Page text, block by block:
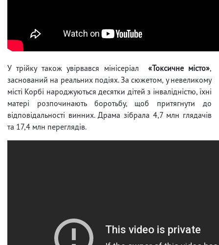
У трійку також увірвався мінісеріал «Токсичне місто»,
заснований на реальних подіях. За сюжетом, у невеликому
місті Корбі народжуються десятки дітей з інвалідністю, їхні
матері розпочинають боротьбу, щоб притягнути до
відповідальності винних. Драма зібрала 4,7 млн ​​глядачів
та 17,4 млн переглядів.